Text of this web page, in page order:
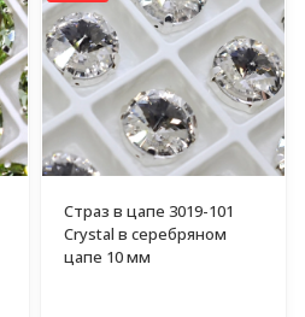
Страз в цапе 3019-101
Crystal в серебряном
цапе 10 мм